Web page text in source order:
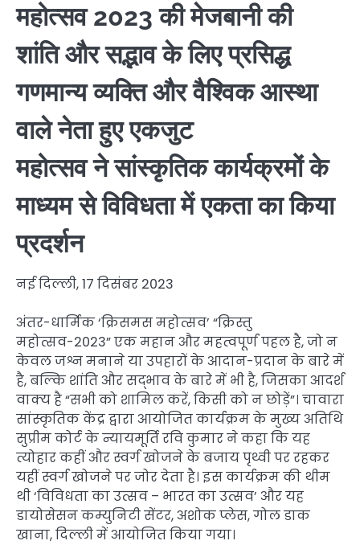
महोत्सव 2023 की मेजबानी की
शांति और सद्भाव के लिए प्रसिद्ध
गणमान्य व्यक्ति और वैश्विक आस्था
वाले नेता हुए एकजुट
महोत्सव ने सांस्कृतिक कार्यक्रमों के
माध्यम से विविधता में एकता का किया
प्रदर्शन
नई दिल्ली, 17 दिसंबर 2023
अंतर-धार्मिक ‘क्रिसमस महोत्सव’ “क्रिस्तु
महोत्सव-2023” एक महान और महत्वपूर्ण पहल है, जो न
केवल जश्न मनाने या उपहारों के आदान-प्रदान के बारे में
है, बल्कि शांति और सद्भाव के बारे में भी है, जिसका आदर्श
वाक्य है “सभी को शामिल करें, किसी को न छोड़ें”। चावारा
सांस्कृतिक केंद्र द्वारा आयोजित कार्यक्रम के मुख्य अतिथि
सुप्रीम कोर्ट के न्यायमूर्ति रवि कुमार ने कहा कि यह
त्योहार कहीं और स्वर्ग खोजने के बजाय पृथ्वी पर रहकर
यहीं स्वर्ग खोजने पर जोर देता है। इस कार्यक्रम की थीम
थी ‘विविधता का उत्सव – भारत का उत्सव’ और यह
डायोसेसन कम्युनिटी सेंटर, अशोक प्लेस, गोल डाक
खाना, दिल्ली में आयोजित किया गया।